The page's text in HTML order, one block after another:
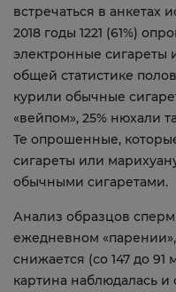
встречаться в анкетах
2018 годы 1221 (61%)
электронные сигареты
общей статистике
курили обычные
«вейпом», 25% нюхали
Те опрошенные,
сигареты или
обычными сигаретами.
Анализ образцов
ежедневном
снижается (со 147 до
картина наблюдалась